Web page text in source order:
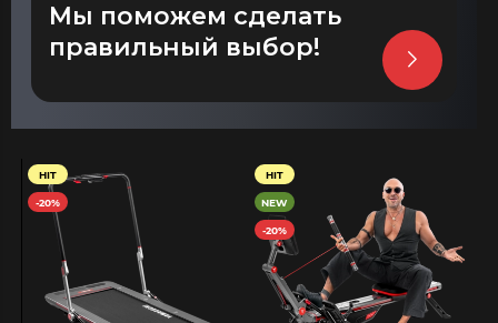
Мы поможем сделать
правильный выбор!
HIT
-20%
HIT
NEW
-20%